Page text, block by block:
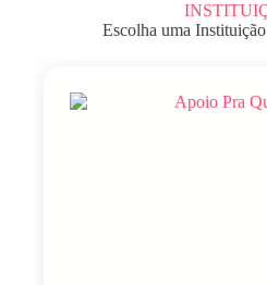
Escolha uma